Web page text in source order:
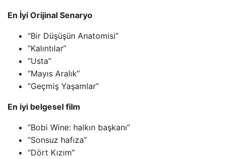
En İyi Orijinal Senaryo
“Bir Düşüşün Anatomisi”
“Kalıntılar”
“Usta”
“Mayıs Aralık”
“Geçmiş Yaşamlar”
En iyi belgesel film
“Bobi Wine: halkın başkanı”
“Sonsuz hafıza”
“Dört Kızım”